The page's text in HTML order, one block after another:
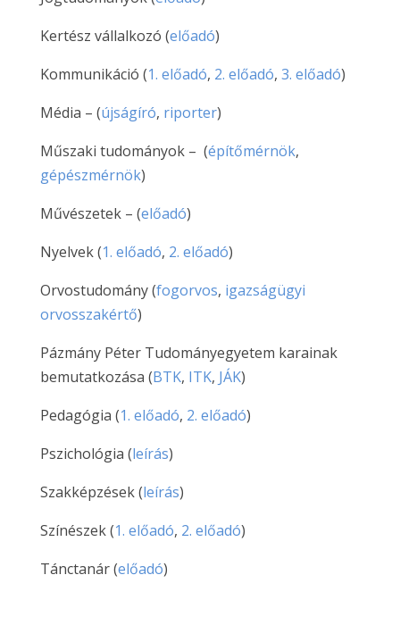
Kertész vállalkozó (előadó)
Kommunikáció (1. előadó, 2. előadó, 3. előadó)
Média – (újságíró, riporter)
Műszaki tudományok – (építőmérnök,
gépészmérnök)
Művészetek – (előadó)
Nyelvek (1. előadó, 2. előadó)
Orvostudomány (fogorvos, igazságügyi
orvosszakértő)
Pázmány Péter Tudományegyetem karainak
bemutatkozása (BTK, ITK, JÁK)
Pedagógia (1. előadó, 2. előadó)
Pszichológia (leírás)
Szakképzések (leírás)
Színészek (1. előadó, 2. előadó)
Tánctanár (előadó)